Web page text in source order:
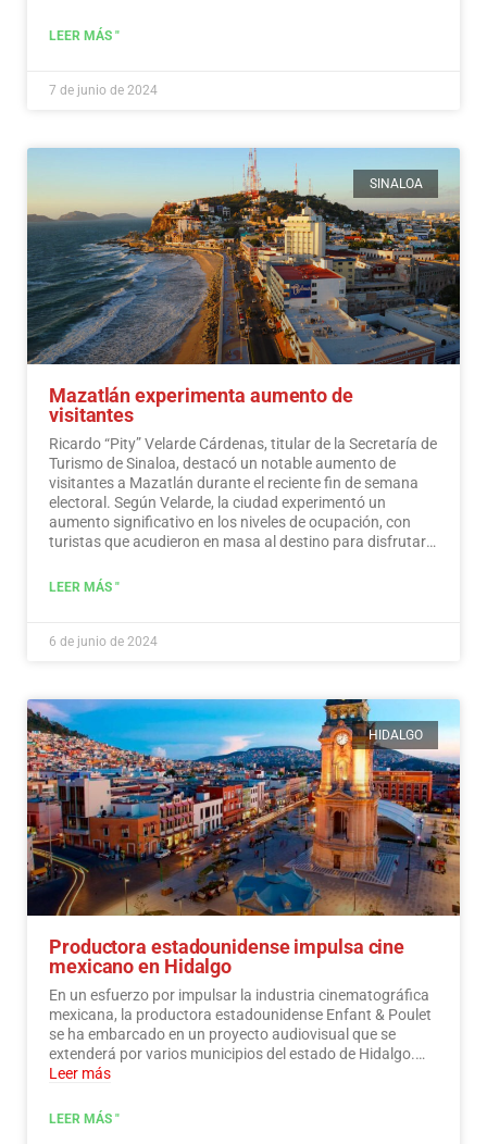
LEER MÁS "
7 de junio de 2024
SINALOA
Mazatlán experimenta aumento de
visitantes
Ricardo “Pity” Velarde Cárdenas, titular de la Secretaría de
Turismo de Sinaloa, destacó un notable aumento de
visitantes a Mazatlán durante el reciente fin de semana
electoral. Según Velarde, la ciudad experimentó un
aumento significativo en los niveles de ocupación, con
turistas que acudieron en masa al destino para disfrutar
responsabilidad hacia la participación en el proceso
LEER MÁS "
6 de junio de 2024
HIDALGO
Productora estadounidense impulsa cine
mexicano en Hidalgo
En un esfuerzo por impulsar la industria cinematográfica
mexicana, la productora estadounidense Enfant & Poulet
se ha embarcado en un proyecto audiovisual que se
extenderá por varios municipios del estado de Hidalgo.…
Leer más
LEER MÁS "